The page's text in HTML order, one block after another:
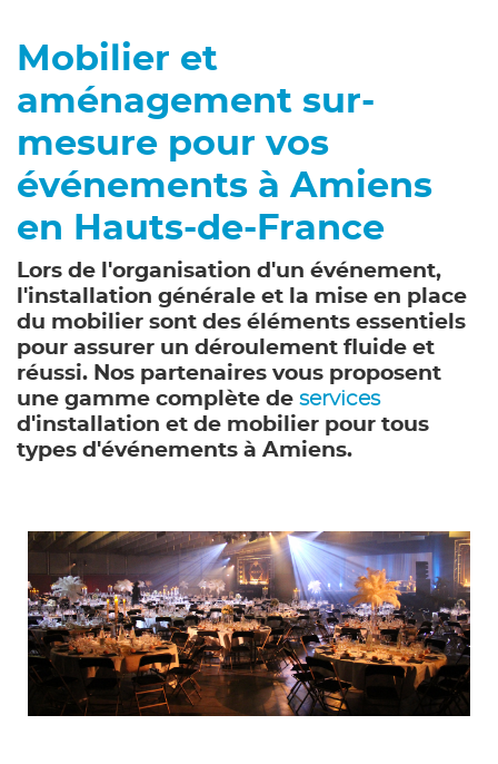
Mobilier et
aménagement sur-
mesure pour vos
événements à Amiens
en Hauts-de-France
Lors de l'organisation d'un événement,
l'installation générale et la mise en place
du mobilier sont des éléments essentiels
pour assurer un déroulement fluide et
réussi. Nos partenaires vous proposent
une gamme complète de services
d'installation et de mobilier pour tous
types d'événements à Amiens.